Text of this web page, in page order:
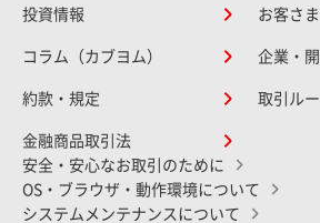
投資情報 お客さ
コラム（カブヨム） 企業・
約款・規定 取引ル
金融商品取引法
安全・安心なお取引のために
OS・ブラウザ・動作環境について
システムメンテナンスについて